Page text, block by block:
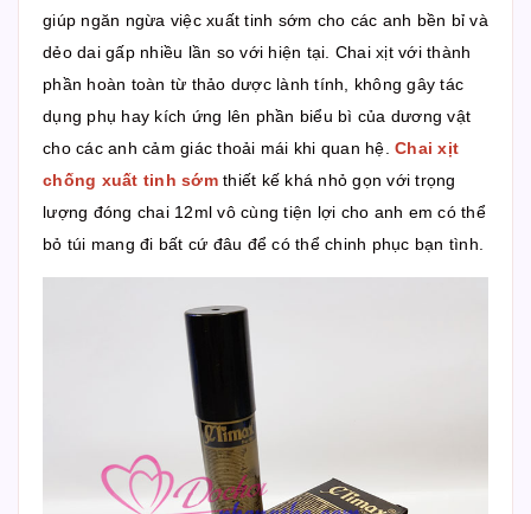
giúp ngăn ngừa việc xuất tinh sớm cho các anh bền bỉ và
dẻo dai gấp nhiều lần so với hiện tại. Chai xịt với thành
phần hoàn toàn từ thảo dược lành tính, không gây tác
dụng phụ hay kích ứng lên phần biểu bì của dương vật
cho các anh cảm giác thoải mái khi quan hệ. Chai xịt
chống xuất tinh sớmthiết kế khá nhỏ gọn với trọng
lượng đóng chai 12ml vô cùng tiện lợi cho anh em có thể
bỏ túi mang đi bất cứ đâu để có thể chinh phục bạn tình.